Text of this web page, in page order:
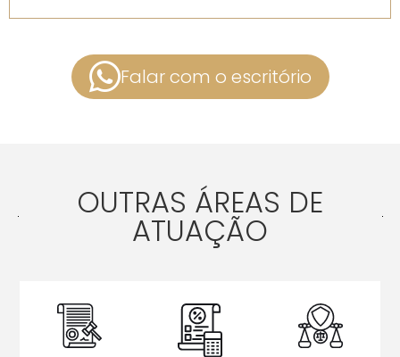
Falar com o escritório
OUTRAS ÁREAS DE
ATUAÇÃO